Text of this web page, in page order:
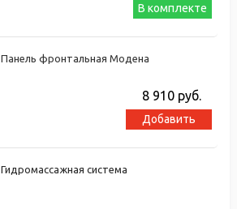
В комплекте
Панель фронтальная Модена
8 910руб.
Добавить
Гидромассажная система